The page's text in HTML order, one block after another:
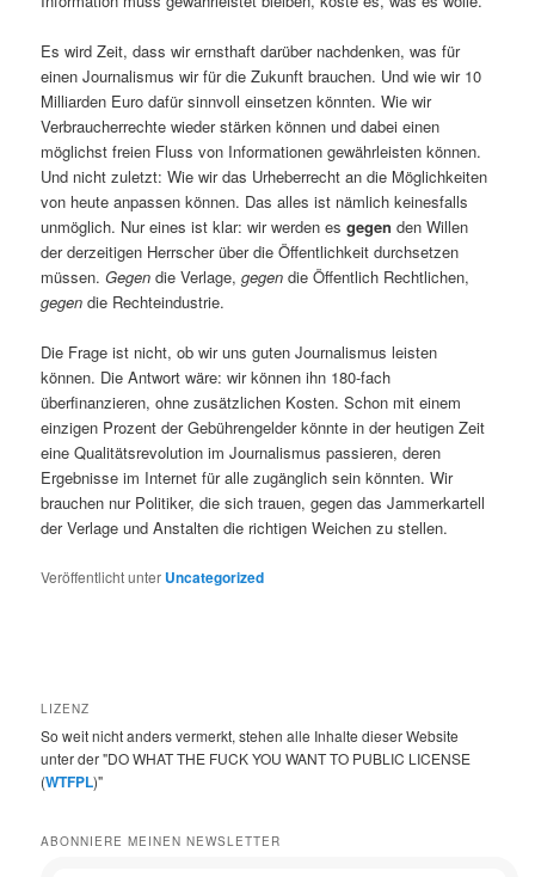
Es wird Zeit, dass wir ernsthaft darüber nachdenken, was für
einen Journalismus wir für die Zukunft brauchen. Und wie wir 10
Milliarden Euro dafür sinnvoll einsetzen könnten. Wie wir
Verbraucherrechte wieder stärken können und dabei einen
möglichst freien Fluss von Informationen gewährleisten können.
Und nicht zuletzt: Wie wir das Urheberrecht an die Möglichkeiten
von heute anpassen können. Das alles ist nämlich keinesfalls
unmöglich. Nur eines ist klar: wir werden esgegen den Willen
der derzeitigen Herrscher über die Öffentlichkeit durchsetzen
müssen.Gegen die Verlage,gegen die Öffentlich Rechtlichen,
gegen die Rechteindustrie.
Die Frage ist nicht, ob wir uns guten Journalismus leisten
können. Die Antwort wäre: wir können ihn 180-fach
überfinanzieren, ohne zusätzlichen Kosten. Schon mit einem
einzigen Prozent der Gebührengelder könnte in der heutigen Zeit
eine Qualitätsrevolution im Journalismus passieren, deren
Ergebnisse im Internet für alle zugänglich sein könnten. Wir
brauchen nur Politiker, die sich trauen, gegen das Jammerkartell
der Verlage und Anstalten die richtigen Weichen zu stellen.
Veröffentlicht unter Uncategorized
LIZENZ
So weit nicht anders vermerkt, stehen alle Inhalte dieser Website
unter der "DO WHAT THE FUCK YOU WANT TO PUBLIC LICENSE
(WTFPL)"
ABONNIERE MEINEN NEWSLETTER